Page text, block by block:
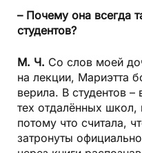
– Почему она всегда
студентов?
М. Ч. Со слов моей
на лекции, Мариэтта
верила. В студентов
тех отдалённых
потому что считала,
затронуты